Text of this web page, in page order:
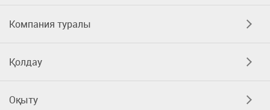
Компания туралы
Қолдау
Оқыту